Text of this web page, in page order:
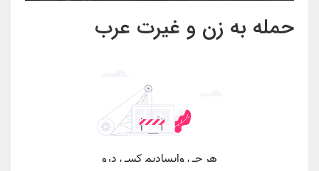
حمله به زن و غیرت عرب